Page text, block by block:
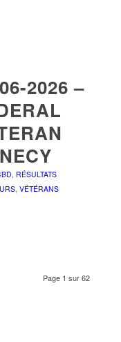
2026 –
, RÉSULTATS
, VÉTÉRANS
Page 1 sur 62